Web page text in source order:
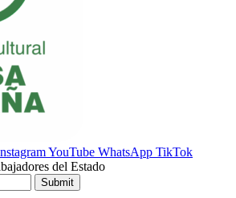
YouTube WhatsApp TikTok
del Estado
Submit